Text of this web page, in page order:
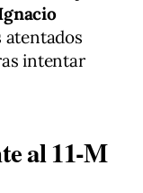
atentados
intentar
al 11-M